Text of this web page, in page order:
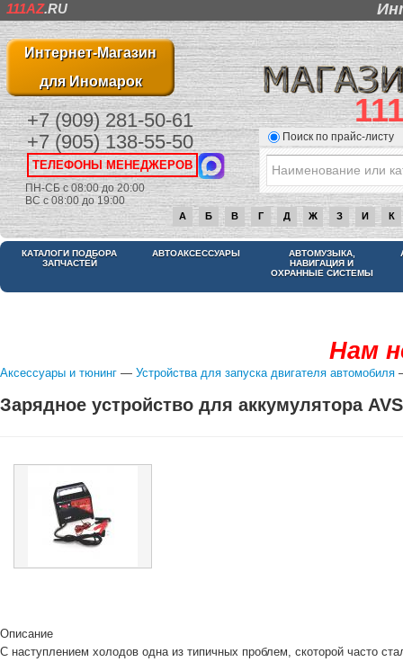
111AZ.RU
Интернет-Магазин
для Иномарок
+7 (909) 281-50-61
+7 (905) 138-55-50
ТЕЛЕФОНЫ МЕНЕДЖЕРОВ
ПН-СБ с 08:00 до 20:00
ВС с 08:00 до 19:00
Поиск по прайс-листу
А Б В Г Д Ж З И К
КАТАЛОГИ ПОДБОРА
ЗАПЧАСТЕЙ
АВТОАКСЕССУАРЫ
АВТОМУЗЫКА,
НАВИГАЦИЯ И
ОХРАННЫЕ СИСТЕМЫ
Нам
Аксессуары и тюнинг — Устройства для запуска двигателя автомобиля
Зарядное устройство для аккумулятора
Описание
С наступлением холодов одна из типичных проблем, скоторой часто